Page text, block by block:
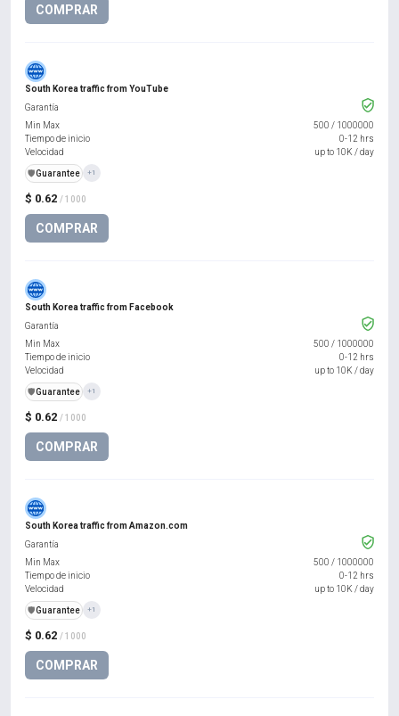
COMPRAR
South Korea traffic from YouTube
$ 0.62 / 1000
COMPRAR
Garantía
Min Max
500 / 1000000
Tiempo de inicio
0-12 hrs
Velocidad
up to 10K / day
️🛡️Guarantee +1
South Korea traffic from Facebook
$ 0.62 / 1000
COMPRAR
Garantía
Min Max
500 / 1000000
Tiempo de inicio
0-12 hrs
Velocidad
up to 10K / day
️🛡️Guarantee +1
South Korea traffic from Amazon.com
$ 0.62 / 1000
COMPRAR
Garantía
Min Max
500 / 1000000
Tiempo de inicio
0-12 hrs
Velocidad
up to 10K / day
️🛡️Guarantee +1